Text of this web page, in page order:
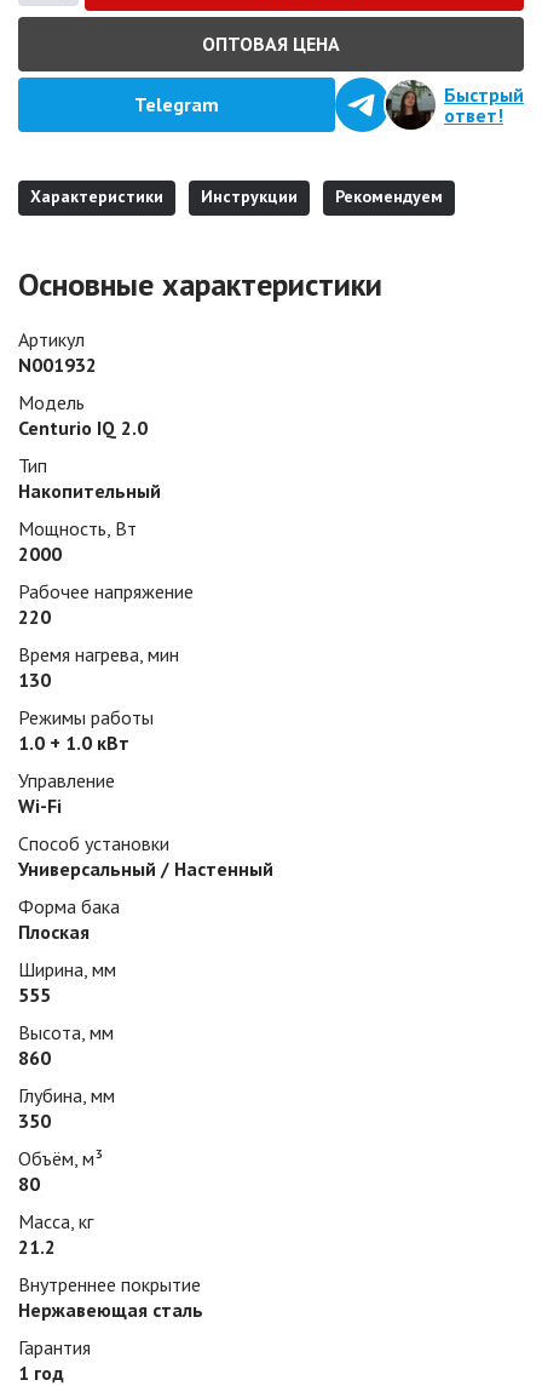
ОПТОВАЯ ЦЕНА
Telegram
Быстрый
ответ!
Характеристики Инструкции Рекомендуем
Основные характеристики
Артикул
N001932
Модель
Centurio IQ 2.0
Тип
Накопительный
Мощность, Вт
2000
Рабочее напряжение
220
Время нагрева, мин
130
Режимы работы
1.0 + 1.0 кВт
Управление
Wi-Fi
Способ установки
Универсальный / Настенный
Форма бака
Плоская
Ширина, мм
555
Высота, мм
860
Глубина, мм
350
Объём, м³
80
Масса, кг
21.2
Внутреннее покрытие
Нержавеющая сталь
Гарантия
1 год